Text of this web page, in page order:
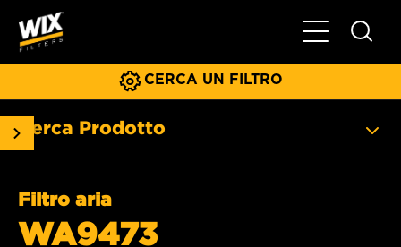
Menu
CERCA UN FILTRO
Cerca Prodotto
Filtro aria
WA9473